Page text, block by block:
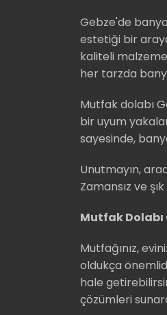
Gebze'de
estetiği bir
kaliteli
her tarzda
Mutfak dolabı
bir uyum
sayesinde,
Unutmayın,
Zamansız ve
Mutfak Dolabı
Mutfağınız,
oldukça
hale
çözümleri